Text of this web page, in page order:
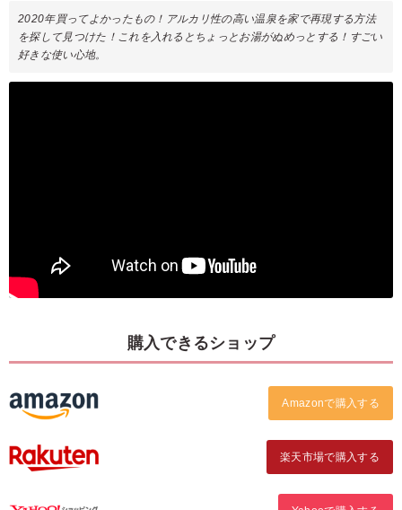
2020年買ってよかったもの！アルカリ性の高い温泉を家で再現する方法
を探して見つけた！これを入れるとちょっとお湯がぬめっとする！すごい
好きな使い心地。
購入できるショップ
Amazonで購入する
楽天市場で購入する